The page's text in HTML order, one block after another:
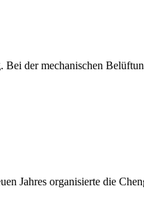
der mechanischen
Jahres organisierte die